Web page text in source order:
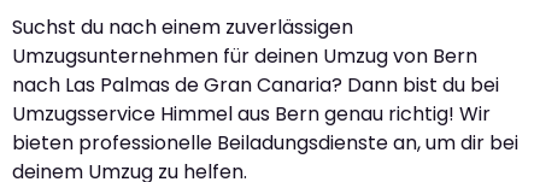
Suchst du nach einem zuverlässigen
Umzugsunternehmen für deinen Umzug von Bern
nach Las Palmas de Gran Canaria? Dann bist du bei
Umzugsservice Himmel aus Bern genau richtig! Wir
bieten professionelle Beiladungsdienste an, um dir bei
deinem Umzug zu helfen.